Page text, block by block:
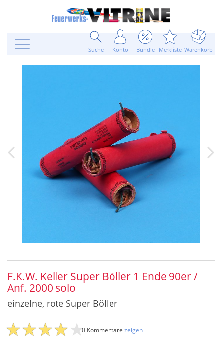
Suche Konto Bundle Merkliste Warenkorb
F.K.W. Keller Super Böller 1 Ende 90er /
Anf. 2000 solo
einzelne, rote Super Böller
0 Kommentare zeigen